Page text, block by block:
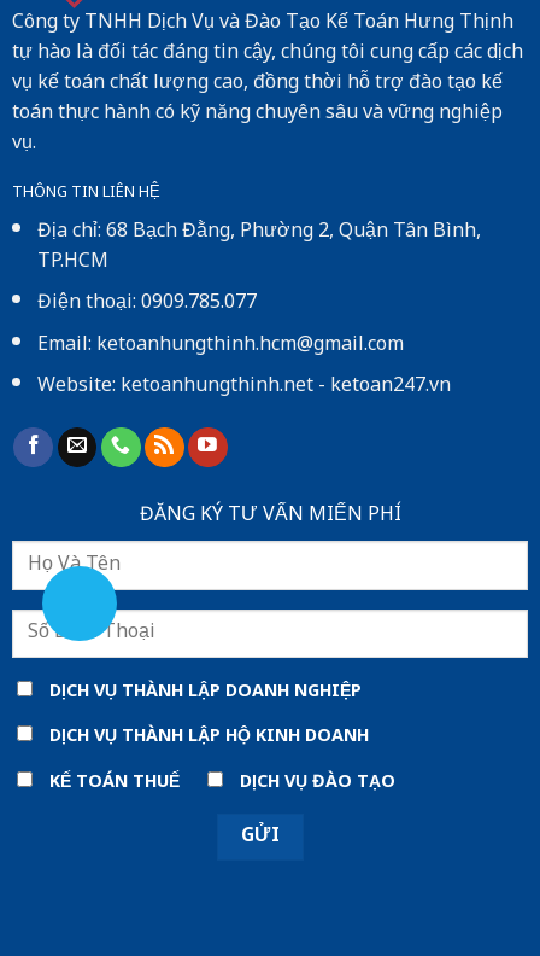
Công ty TNHH Dịch Vụ và Đào Tạo Kế Toán Hưng Thịnh
tự hào là đối tác đáng tin cậy, chúng tôi cung cấp các dịch
vụ kế toán chất lượng cao, đồng thời hỗ trợ đào tạo kế
toán thực hành có kỹ năng chuyên sâu và vững nghiệp
vụ.
THÔNG TIN LIÊN HỆ
Địa chỉ: 68 Bạch Đằng, Phường 2, Quận Tân Bình,
TP.HCM
Điện thoại: 0909.785.077
Email: ketoanhungthinh.hcm@gmail.com
Website:ketoanhungthinh.net-ketoan247.vn
ĐĂNG KÝ TƯ VẤN MIẾN PHÍ
DỊCH VỤ THÀNH LẬP DOANH NGHIỆP
DỊCH VỤ THÀNH LẬP HỘ KINH DOANH
KẾ TOÁN THUẾ
DỊCH VỤ ĐÀO TẠO